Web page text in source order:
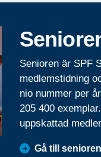
Senioren är SPF
medlemstidning
nio nummer per
205 400
uppskattad
Gå till